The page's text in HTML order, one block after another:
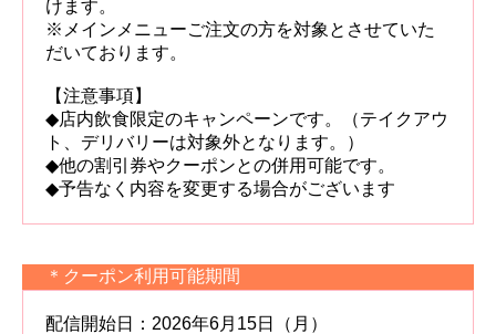
けます。
※メインメニューご注文の方を対象とさせていた
だいております。
【注意事項】
◆店内飲食限定のキャンペーンです。（テイクアウ
ト、デリバリーは対象外となります。）
◆他の割引券やクーポンとの併用可能です。
◆予告なく内容を変更する場合がございます
＊クーポン利用可能期間
配信開始日：2026年6月15日（月）